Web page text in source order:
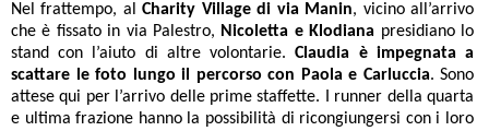
Nel frattempo, alCharity Village di via Manin, vicino all’arrivo
che è fissato in via Palestro, Nicoletta e Klodiana presidiano lo
stand con l’aiuto di altre volontarie.Claudia è impegnata a
scattare le foto lungo il percorso con Paola e Carluccia. Sono
attese qui per l’arrivo delle prime staffette. I runner della quarta
e ultima frazione hanno la possibilità di ricongiungersi con i loro